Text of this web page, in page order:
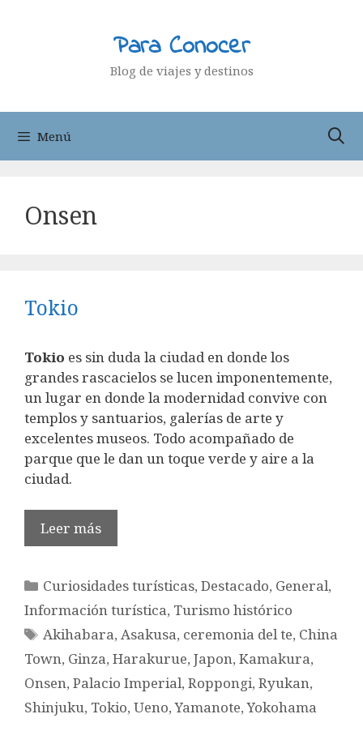
Para Conocer
Blog de viajes y destinos
Menú
Onsen
Tokio
Tokio es sin duda la ciudad en donde los
grandes rascacielos se lucen imponentemente,
un lugar en donde la modernidad convive con
templos y santuarios, galerías de arte y
excelentes museos. Todo acompañado de
parque que le dan un toque verde y aire a la
ciudad.
Leer más
Categorías
Curiosidades turísticas,Destacado, General,
Información turística, Turismo histórico
Etiquetas
Akihabara, Asakusa, ceremonia del te, China
Town, Ginza, Harakurue, Japon, Kamakura,
Onsen, Palacio Imperial, Roppongi, Ryukan,
Shinjuku, Tokio, Ueno,Yamanote,Yokohama